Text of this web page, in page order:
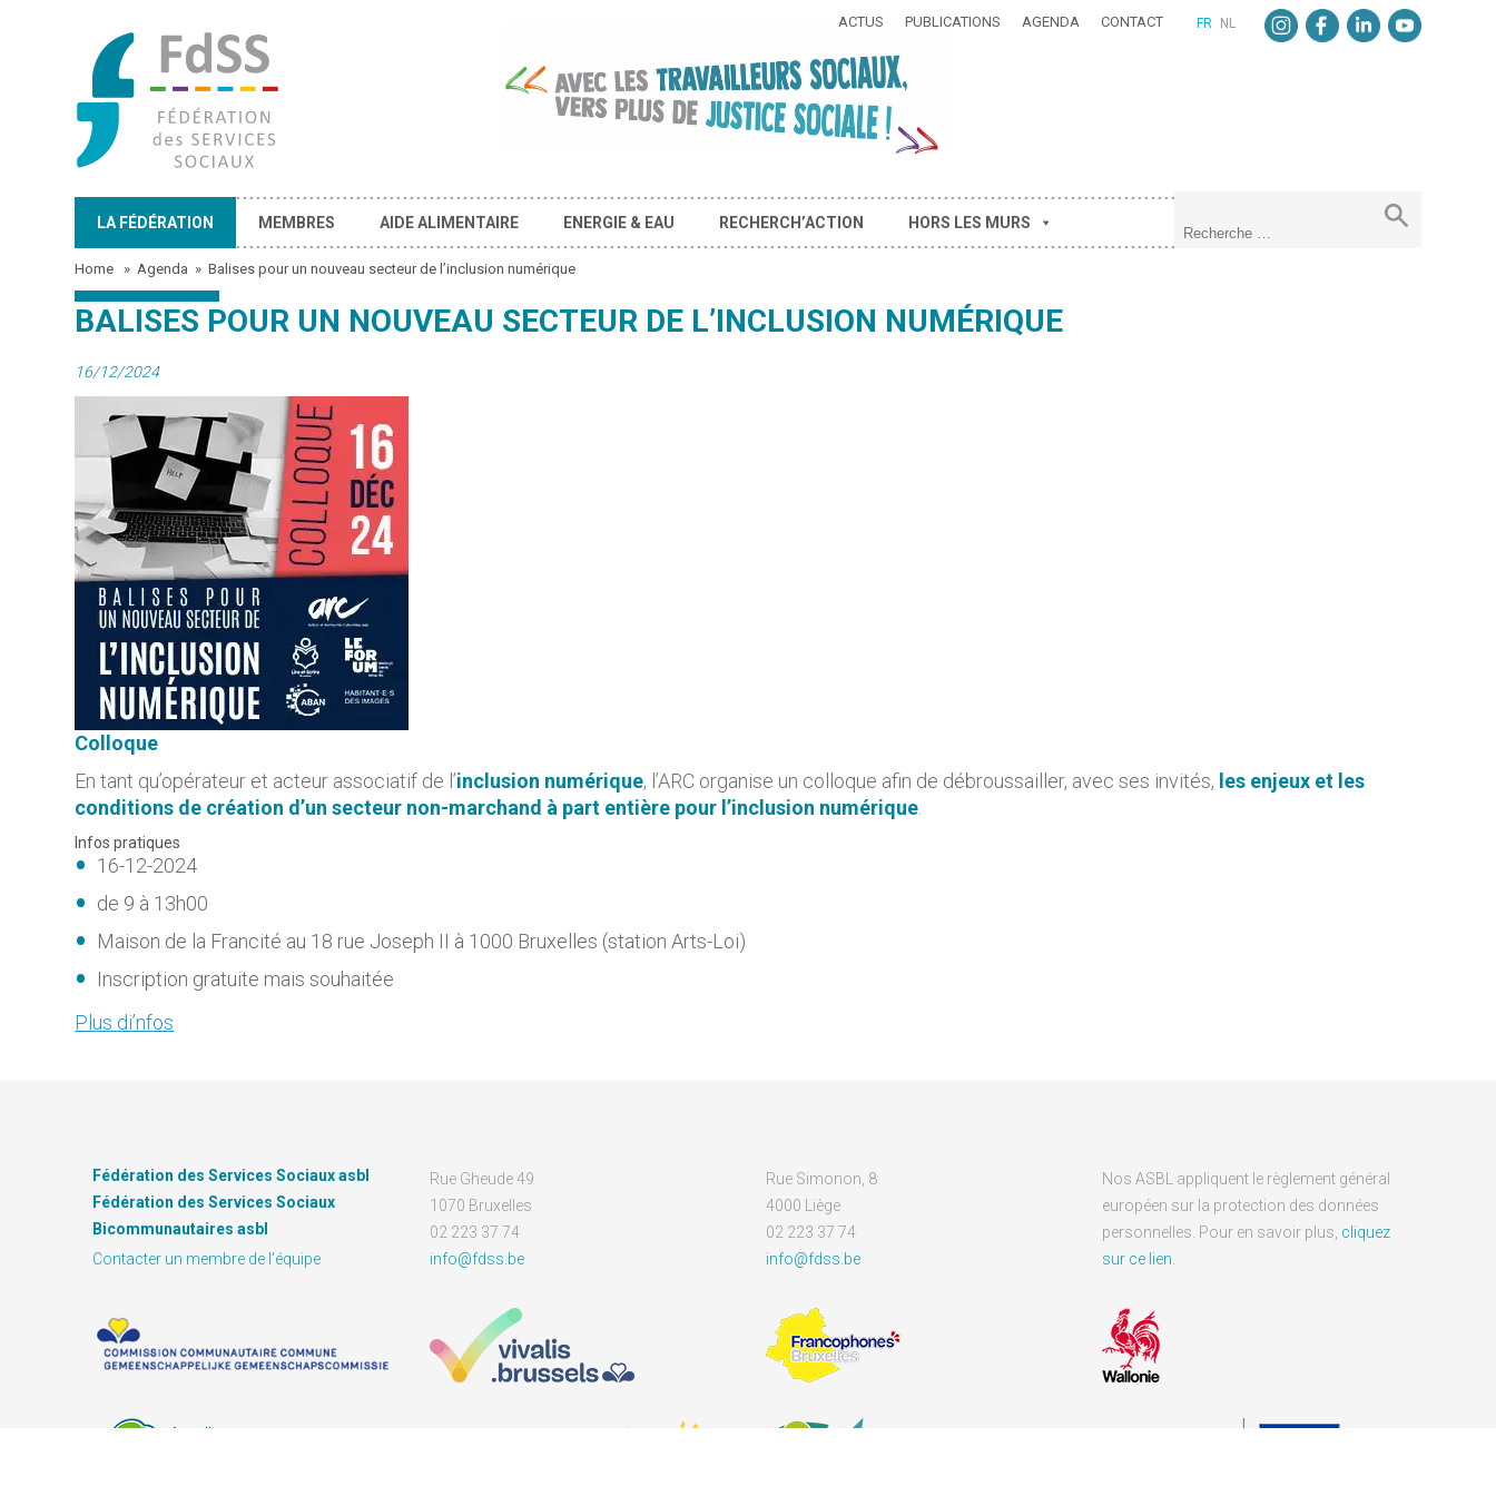
ACTUS PUBLICATIONS AGENDA CONTACT FR NL
LA FÉDÉRATION MEMBRES AIDE ALIMENTAIRE ENERGIE & EAU RECHERCH’ACTION HORS LES MURS
Home »Agenda »Balises pour un nouveau secteur de l’inclusion numérique
BALISES POUR UN NOUVEAU SECTEUR DE L’INCLUSION NUMÉRIQUE
16/12/2024
Colloque
En tant qu’opérateur et acteur associatif de l’inclusion numérique, l’ARC organise un colloque afin de débroussailler, avec ses invités, les enjeux et les
conditions de création d’un secteur non-marchand à part entière pour l’inclusion numérique
Infos pratiques
16-12-2024
de 9 à 13h00
Maison de la Francité au 18 rue Joseph II à 1000 Bruxelles (station Arts-Loi)
Inscription gratuite mais souhaitée
Plus di’nfos
Fédération des Services Sociaux asbl
Fédération des Services Sociaux
Bicommunautaires asbl
Contacter un membre de l’équipe
Rue Gheude 49
1070 Bruxelles
02 223 37 74
info@fdss.be
Rue Simonon, 8
4000 Liège
02 223 37 74
info@fdss.be
Nos ASBL appliquent le règlement général
européen sur la protection des données
personnelles. Pour en savoir plus, cliquez
sur ce lien